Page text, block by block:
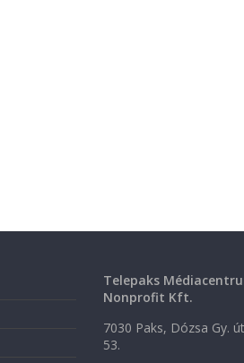
Telepaks
Nonprofit Kft.
7030 Paks, Dózsa Gy.
53.